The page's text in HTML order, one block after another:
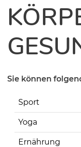
Sie können
Sport
Yoga
Ernährung